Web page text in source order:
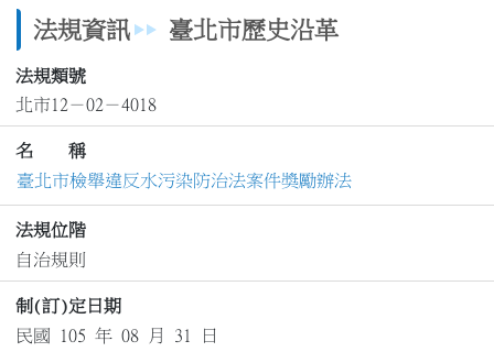
法規資訊 臺北市歷史沿革
法規類號
北市12－02－4018
名 稱
臺北市檢舉違反水污染防治法案件獎勵辦法
法規位階
自治規則
制(訂)定日期
民國 105 年 08 月 31 日